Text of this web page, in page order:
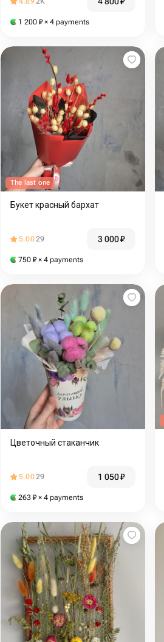
1 200 ₽ × 4 payments
The last one
Букет красный бархат
5.0029 3 000₽
750 ₽ × 4 payments
Цветочный стаканчик
5.0029 1 050₽
263 ₽ × 4 payments